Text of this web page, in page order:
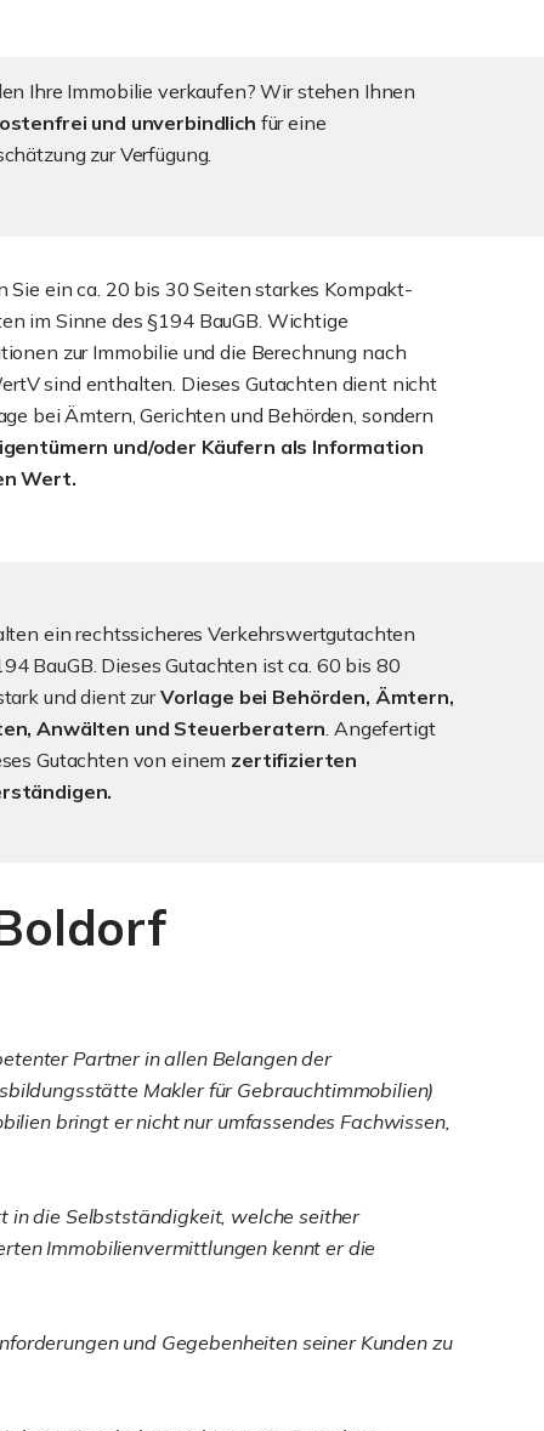
Ihre Immobilie verkaufen? Wir stehen Ihnen
und unverbindlich für eine
zur Verfügung.
Sie ein ca. 20 bis 30 Seiten starkes Kompakt-
im Sinne des §194 BauGB. Wichtige
zur Immobilie und die Berechnung nach
sind enthalten. Dieses Gutachten dient nicht
bei Ämtern, Gerichten und Behörden, sondern
und/oder Käufern als Information
Wert.
ein rechtssicheres Verkehrswertgutachten
BauGB. Dieses Gutachten ist ca. 60 bis 80
und dient zurVorlage bei Behörden, Ämtern,
Anwälten und Steuerberatern. Angefertigt
Gutachten von einem zertifizierten
Partner in allen Belangen der
Makler für Gebrauchtimmobilien)
bringt er nicht nur umfassendes Fachwissen,
in die Selbstständigkeit, welche seither
Immobilienvermittlungen kennt er die
und Gegebenheiten seiner Kunden zu